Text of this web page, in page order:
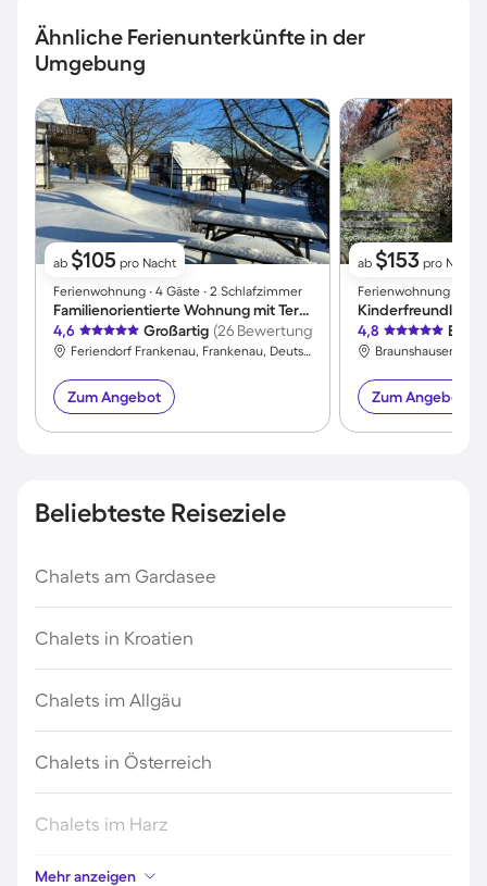
Ähnliche Ferienunterkünfte in der
Umgebung
ab $105 pro Nacht
Ferienwohnung ∙ 4 Gäste ∙ 2 Schlafzimmer
Familienorientierte Wohnung mit Terrasse und Garten | Panoramablick | Haustierfreundlich
4,6
Großartig (26 Bewertungen)
Feriendorf Frankenau, Frankenau, Deutschland
Zum Angebot
ab $153 pro Nacht
Ferienwohnung ∙ 4
4,8
Zum Angebot
Beliebteste Reiseziele
Chalets am Gardasee
Chalets in Kroatien
Chalets im Allgäu
Chalets in Österreich
Chalets im Harz
Mehr anzeigen